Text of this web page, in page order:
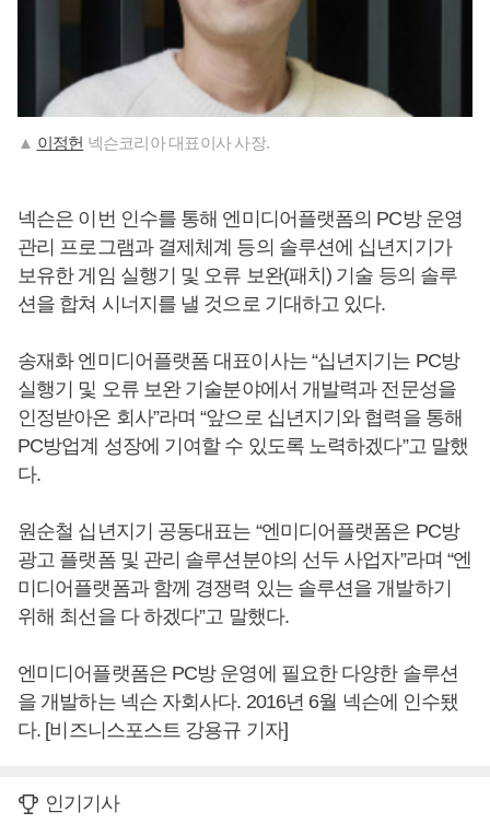
▲ 이정헌 넥슨코리아 대표이사 사장.
넥슨은 이번 인수를 통해 엔미디어플랫폼의 PC방 운영
관리 프로그램과 결제체계 등의 솔루션에 십년지기가
보유한 게임 실행기 및 오류 보완(패치) 기술 등의 솔루
션을 합쳐 시너지를 낼 것으로 기대하고 있다.
송재화 엔미디어플랫폼 대표이사는 “십년지기는 PC방
실행기 및 오류 보완 기술분야에서 개발력과 전문성을
인정받아온 회사”라며 “앞으로 십년지기와 협력을 통해
PC방업계 성장에 기여할 수 있도록 노력하겠다”고 말했
다.
원순철 십년지기 공동대표는 “엔미디어플랫폼은 PC방
광고 플랫폼 및 관리 솔루션분야의 선두 사업자”라며 “엔
미디어플랫폼과 함께 경쟁력 있는 솔루션을 개발하기
위해 최선을 다 하겠다”고 말했다.
엔미디어플랫폼은 PC방 운영에 필요한 다양한 솔루션
을 개발하는 넥슨 자회사다. 2016년 6월 넥슨에 인수됐
다. [비즈니스포스트 강용규 기자]
인기기사